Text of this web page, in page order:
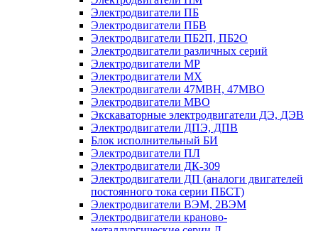
Электродвигатели ПБ
Электродвигатели ПБВ
Электродвигатели ПБ2П, ПБ2О
Электродвигатели различных серий
Электродвигатели МР
Электродвигатели MX
Электродвигатели 47MBH, 47МВО
Электродвигатели MBO
Экскаваторные электродвигатели ДЭ, ДЭВ
Электродвигатели ДПЭ, ДПВ
Блок исполнительный БИ
Электродвигатели ПЛ
Электродвигатели ДК-309
Электродвигатели ДП (аналоги двигателей
постоянного тока серии ПБСТ)
Электродвигатели ВЭМ, 2ВЭМ
Электродвигатели краново-